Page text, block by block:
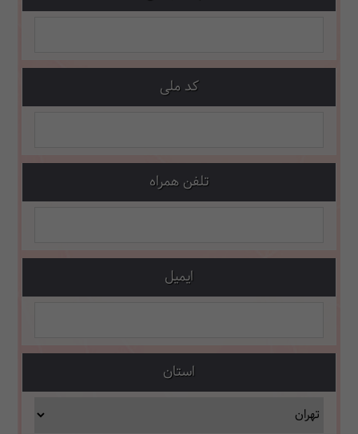
کد ملی
تلفن همراه
ایمیل
استان